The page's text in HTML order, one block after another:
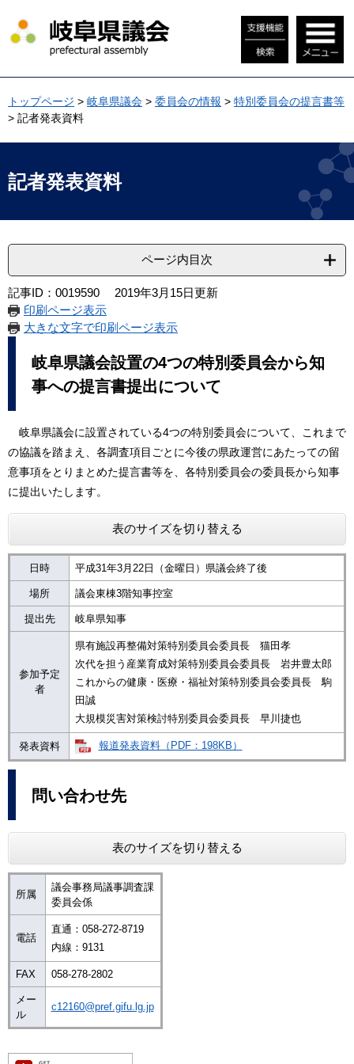
ジ
先
で
す
。
ュ
を
ば
し
て
文
へ
トップページ > 岐阜県議会 > 委員会の情報 > 特別委員会の提言書等
> 記者発表資料
記者発表資料
ページ内目次
記事ID：0019590
2019年3月15日更新
印刷ページ表示
大きな文字で印刷ページ表示
岐阜県議会設置の4つの特別委員会から知
事への提言書提出について
岐阜県議会に設置されている4つの特別委員会について、これまで
の協議を踏まえ、各調査項目ごとに今後の県政運営にあたっての留
意事項をとりまとめた提言書等を、各特別委員会の委員長から知事
に提出いたします。
表のサイズを切り替える
日時 平成31年3月22日（金曜日）県議会終了後
場所 議会東棟3階知事控室
提出先 岐阜県知事
参加予定
者
県有施設再整備対策特別委員会委員長 猫田孝
次代を担う産業育成対策特別委員会委員長 岩井豊太郎
これからの健康・医療・福祉対策特別委員会委員長 駒
田誠
大規模災害対策検討特別委員会委員長 早川捷也
発表資料 報道発表資料（PDF：198KB）
問い合わせ先
表のサイズを切り替える
所属
議会事務局議事調査課
委員会係
電話
直通：058-272-8719
内線：9131
FAX 058-278-2802
メー
ル
c12160@pref.gifu.lg.jp